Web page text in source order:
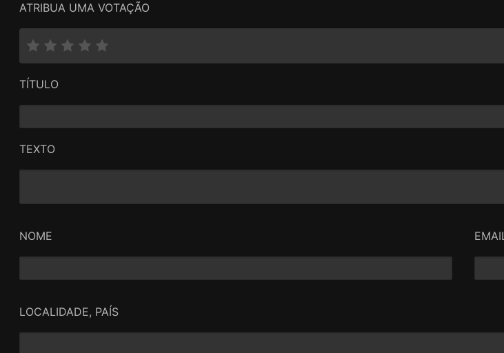
ATRIBUA UMA VOTAÇÃO
TÍTULO
TEXTO
NOME
LOCALIDADE, PAÍS